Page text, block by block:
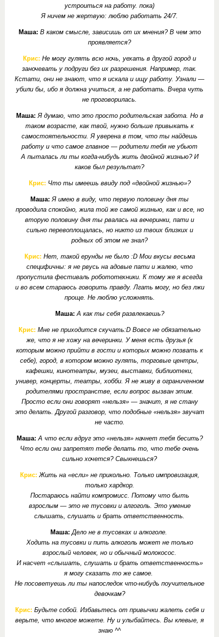
устроиться на работу. пока)
Я ничем не жертвую: люблю работать 24/7.
Маша: В каком смысле, зависишь от их мнения? В чем это
проявляется?
Крис: Не могу гулять всю ночь, уехать в другой город и
заночевать у подруги без их разрешения. Например, так.
Кстати, они не знают, что я искала и ищу работу. Узнали —
убили бы, ибо я должна учиться, а не работать. Вчера чуть
не проговорилась.
Маша: Я думаю, что это просто родительская забота. Но в
таком возрасте, как твой, нужно больше привыкать к
самостоятельности. Я уверена в том, что ты найдешь
работу и что самое главное — родители тебя не убьют
А пыталась ли ты когда-нибудь жить двойной жизнью? И
каков был результат?
Крис: Что ты имеешь ввиду под «двойной жизнью»?
Маша: Я имею в виду, что первую половину дня ты
проводила спокойно, жила той же самой жизнью, как и все, но
вторую половину дня ты рвалась на вечеринки, пати и
сильно перевоплощалась, но никто из твоих близких и
родных об этом не знал?
Крис: Нет, такой ерунды не было :D Мои вкусы весьма
специфичны: я не рвусь на адовые пати и жалею, что
пропустила фестиваль робототехники. К тому же я всегда
и во всем стараюсь говорить правду. Лгать могу, но без лжи
проще. Не люблю усложнять.
Маша: А как ты себя развлекаешь?
Крис: Мне не приходится скучать:D Вовсе не обязательно
же, что я не хожу на вечеринки. У меня есть друзья (к
которым можно прийти в гости и которых можно позвать к
себе), город, в котором можно гулять, торговые центры,
кафешки, кинотеатры, музеи, выставки, библиотеки,
универ, концерты, театры, хобби. Я не живу в ограниченном
родителями пространстве, если вопрос вызван этим.
Просто если они говорят «нельзя» — значит, я не стану
это делать. Другой разговор, что подобные «нельзя» звучат
не часто.
Маша: А что если вдруг это «нельзя» начнет тебя бесить?
Что если они запретят тебе делать то, что тебе очень
сильно хочется? Свыкнешься?
Крис: Жить на «если» не прикольно. Только импровизация,
только хардкор.
Постараюсь найти компромисс. Потому что быть
взрослым — это не тусовки и алгоголь. Это умение
слышать, слушать и брать ответственность.
Маша: Дело не в тусовках и алкоголе.
Ходить на тусовки и пить алкоголь может не только
взрослый человек, но и обычный молокосос.
И насчет «слышать, слушать и брать ответственность»
я могу сказать то же самое.
Не посоветуешь ли ты напоследок что-нибудь поучительное
девочкам?
Крис: Будьте собой. Избавьтесь от привычки жалеть себя и
верьте, что многое можете. Ну и улыбайтесь. Вы клевые, я
знаю ^^